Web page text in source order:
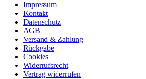
Impressum
Kontakt
Datenschutz
AGB
Versand & Zahlung
Rückgabe
Cookies
Widerrufsrecht
Vertrag widerrufen